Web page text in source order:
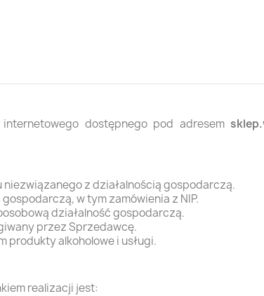
dostępnego pod adresem
z działalnością gospodarczą.
w tym zamówienia z NIP.
działalność gospodarczą.
przez Sprzedawcę.
produkty alkoholowe i usługi.
realizacji jest: